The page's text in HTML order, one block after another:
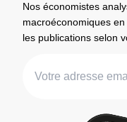
Nos économistes
macroéconomiques
les publications selon